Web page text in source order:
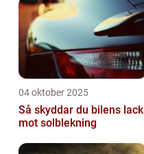
04 oktober 2025
Så skyddar du bilens lack
mot solblekning